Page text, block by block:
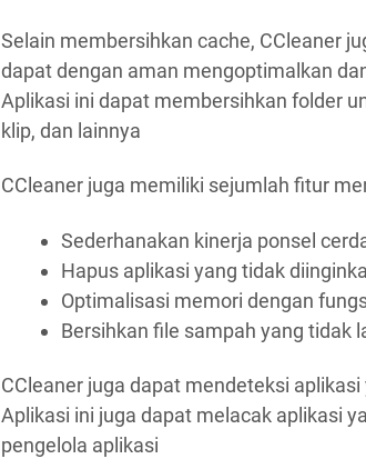
Selain membersihkan cache, CCleaner
dapat dengan aman mengoptimalkan
Aplikasi ini dapat membersihkan folder
klip, dan lainnya
CCleaner juga memiliki sejumlah fitur
Sederhanakan kinerja ponsel
Hapus aplikasi yang tidak
Optimalisasi memori dengan
Bersihkan file sampah yang tidak
CCleaner juga dapat mendeteksi
Aplikasi ini juga dapat melacak aplikasi
pengelola aplikasi